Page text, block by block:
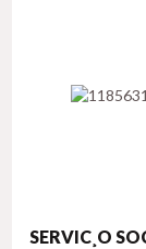
SERVIC¸O